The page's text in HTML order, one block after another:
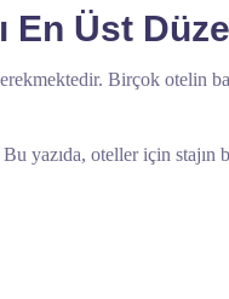
En Üst
Birçok otelin
yazıda, oteller için stajın